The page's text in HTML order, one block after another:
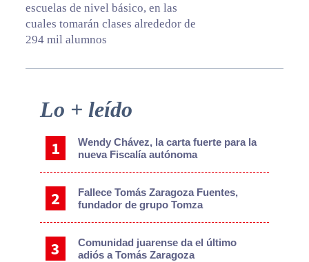
escuelas de nivel básico, en las
cuales tomarán clases alrededor de
294 mil alumnos
Primary
Lo + leído
Wendy Chávez, la carta fuerte para la
nueva Fiscalía autónoma
Fallece Tomás Zaragoza Fuentes,
fundador de grupo Tomza
Comunidad juarense da el último
adiós a Tomás Zaragoza